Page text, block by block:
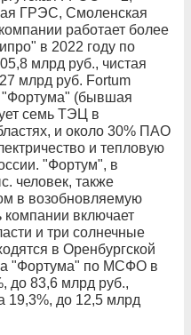
ГРЭС, Смоленская
работает более
в 2022 году по
млрд руб., чистая
млрд руб. Fortum
"Фортума" (бывшая
семь ТЭЦ в
и около 30% ПАО
и тепловую
"Фортум", в
человек, также
в возобновляемую
компании включает
и три солнечные
в Оренбургской
"Фортума" по МСФО в
до 83,6 млрд руб.,
19,3%, до 12,5 млрд